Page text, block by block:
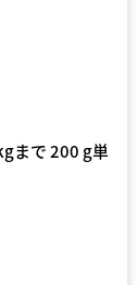
まで 200 g単